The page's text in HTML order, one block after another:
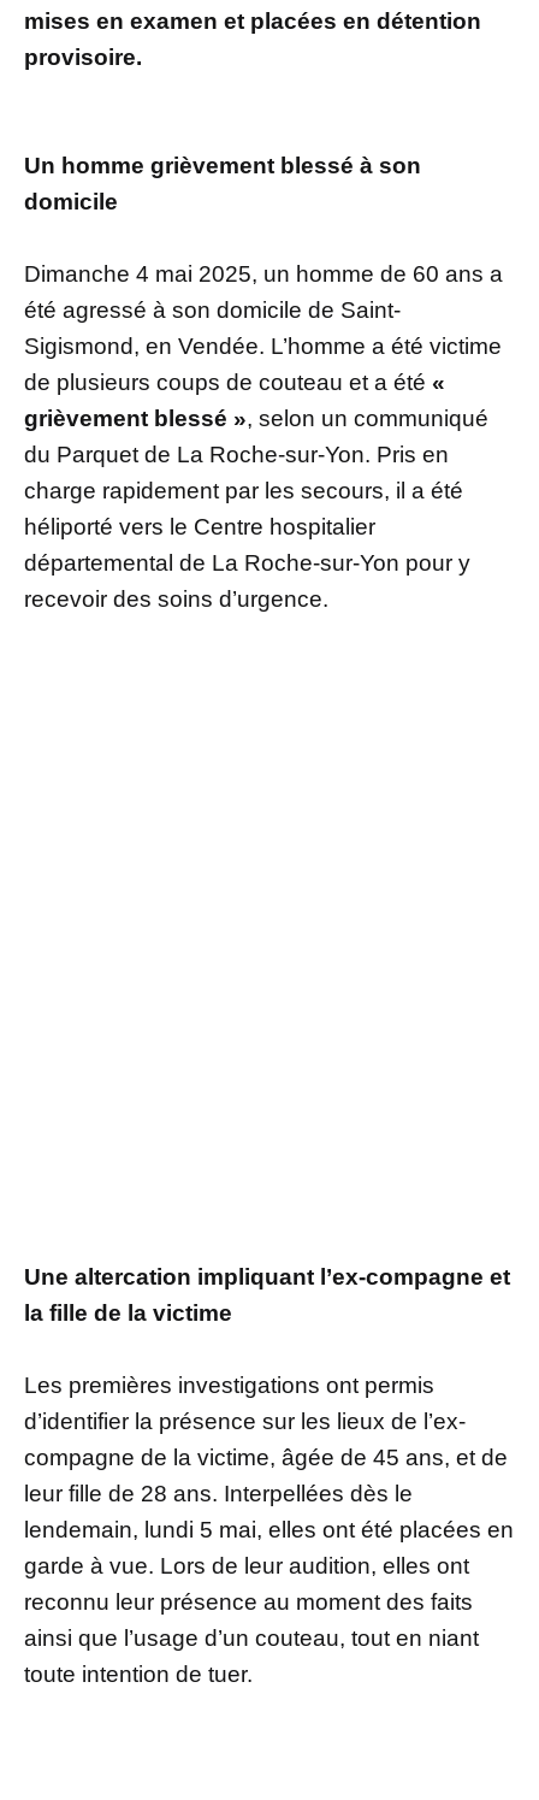
mises en examen et placées en détention
provisoire.
Un homme grièvement blessé à son
domicile
Dimanche 4 mai 2025, un homme de 60 ans a
été agressé à son domicile de Saint-
Sigismond, en Vendée. L’homme a été victime
de plusieurs coups de couteau et a été «
grièvement blessé », selon un communiqué
du Parquet de La Roche-sur-Yon. Pris en
charge rapidement par les secours, il a été
héliporté vers le Centre hospitalier
départemental de La Roche-sur-Yon pour y
recevoir des soins d’urgence.
Une altercation impliquant l’ex-compagne et
la fille de la victime
Les premières investigations ont permis
d’identifier la présence sur les lieux de l’ex-
compagne de la victime, âgée de 45 ans, et de
leur fille de 28 ans. Interpellées dès le
lendemain, lundi 5 mai, elles ont été placées en
garde à vue. Lors de leur audition, elles ont
reconnu leur présence au moment des faits
ainsi que l’usage d’un couteau, tout en niant
toute intention de tuer.